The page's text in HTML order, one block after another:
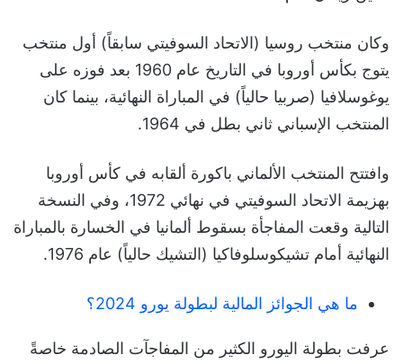
وكان منتخب روسيا (الاتحاد السوفيتي سابقاً) أول منتخب
يتوج بكأس أوروبا في التاريخ عام 1960 بعد فوزه على
يوغوسلافيا (صربيا حالياً) في المباراة النهائية، بينما كان
المنتخب الإسباني ثاني بطل في 1964.
وافتتح المنتخب الألماني باكورة ألقابه في كأس أوروبا
بهزيمة الاتحاد السوفيتي في نهائي 1972، وفي النسخة
التالية وقعت المفاجأة بسقوط ألمانيا في الخسارة بالمباراة
النهائية أمام تشيكوسلوفاكيا (التشيك حالياً) عام 1976.
ما هي الجوائز المالية لبطولة يورو 2024؟
عرفت بطولة اليورو الكثير من المفاجآت الصادمة خاصةً